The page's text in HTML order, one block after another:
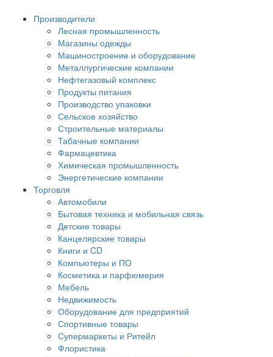
Производители
Лесная промышленность
Магазины одежды
Машиностроение и оборудование
Металлургические компании
Нефтегазовый комплекс
Продукты питания
Производство упаковки
Сельское хозяйство
Строительные материалы
Табачные компании
Фармацевтика
Химическая промышленность
Энергетические компании
Торговля
Автомобили
Бытовая техника и мобильная связь
Детские товары
Канцелярские товары
Книги и CD
Компьютеры и ПО
Косметика и парфюмерия
Мебель
Недвижимость
Оборудование для предприятий
Спортивные товары
Супермаркеты и Ритейл
Флористика